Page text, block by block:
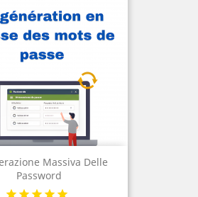
Massiva Delle
Password